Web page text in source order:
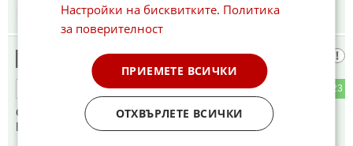
23.01.2025
Българин
23
Слуга на краварите си, те, фактически цензурист.
Евроджендър!
Настройки на бисквитките. Политика
за поверителност
ПРИЕМЕТЕ ВСИЧКИ
ОТХВЪРЛЕТЕ ВСИЧКИ